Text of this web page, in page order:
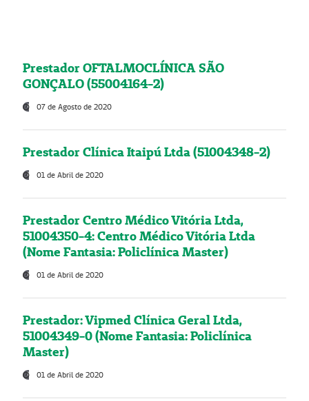
Prestador OFTALMOCLÍNICA SÃO
GONÇALO (55004164-2)
07 de Agosto de 2020
Prestador Clínica Itaipú Ltda (51004348-2)
01 de Abril de 2020
Prestador Centro Médico Vitória Ltda,
51004350-4: Centro Médico Vitória Ltda
(Nome Fantasia: Policlínica Master)
01 de Abril de 2020
Prestador: Vipmed Clínica Geral Ltda,
51004349-0 (Nome Fantasia: Policlínica
Master)
01 de Abril de 2020